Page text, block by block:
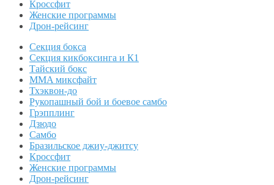
Кроссфит
Женские программы
Дрон-рейсинг
Секция бокса
Секция кикбоксинга и К1
Тайский бокс
MMA миксфайт
Тхэквон-до
Рукопашный бой и боевое самбо
Грэпплинг
Дзюдо
Самбо
Бразильское джиу-джитсу
Кроссфит
Женские программы
Дрон-рейсинг